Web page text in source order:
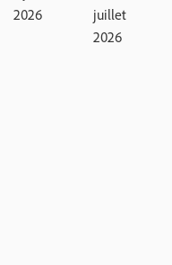
2026
juillet
2026